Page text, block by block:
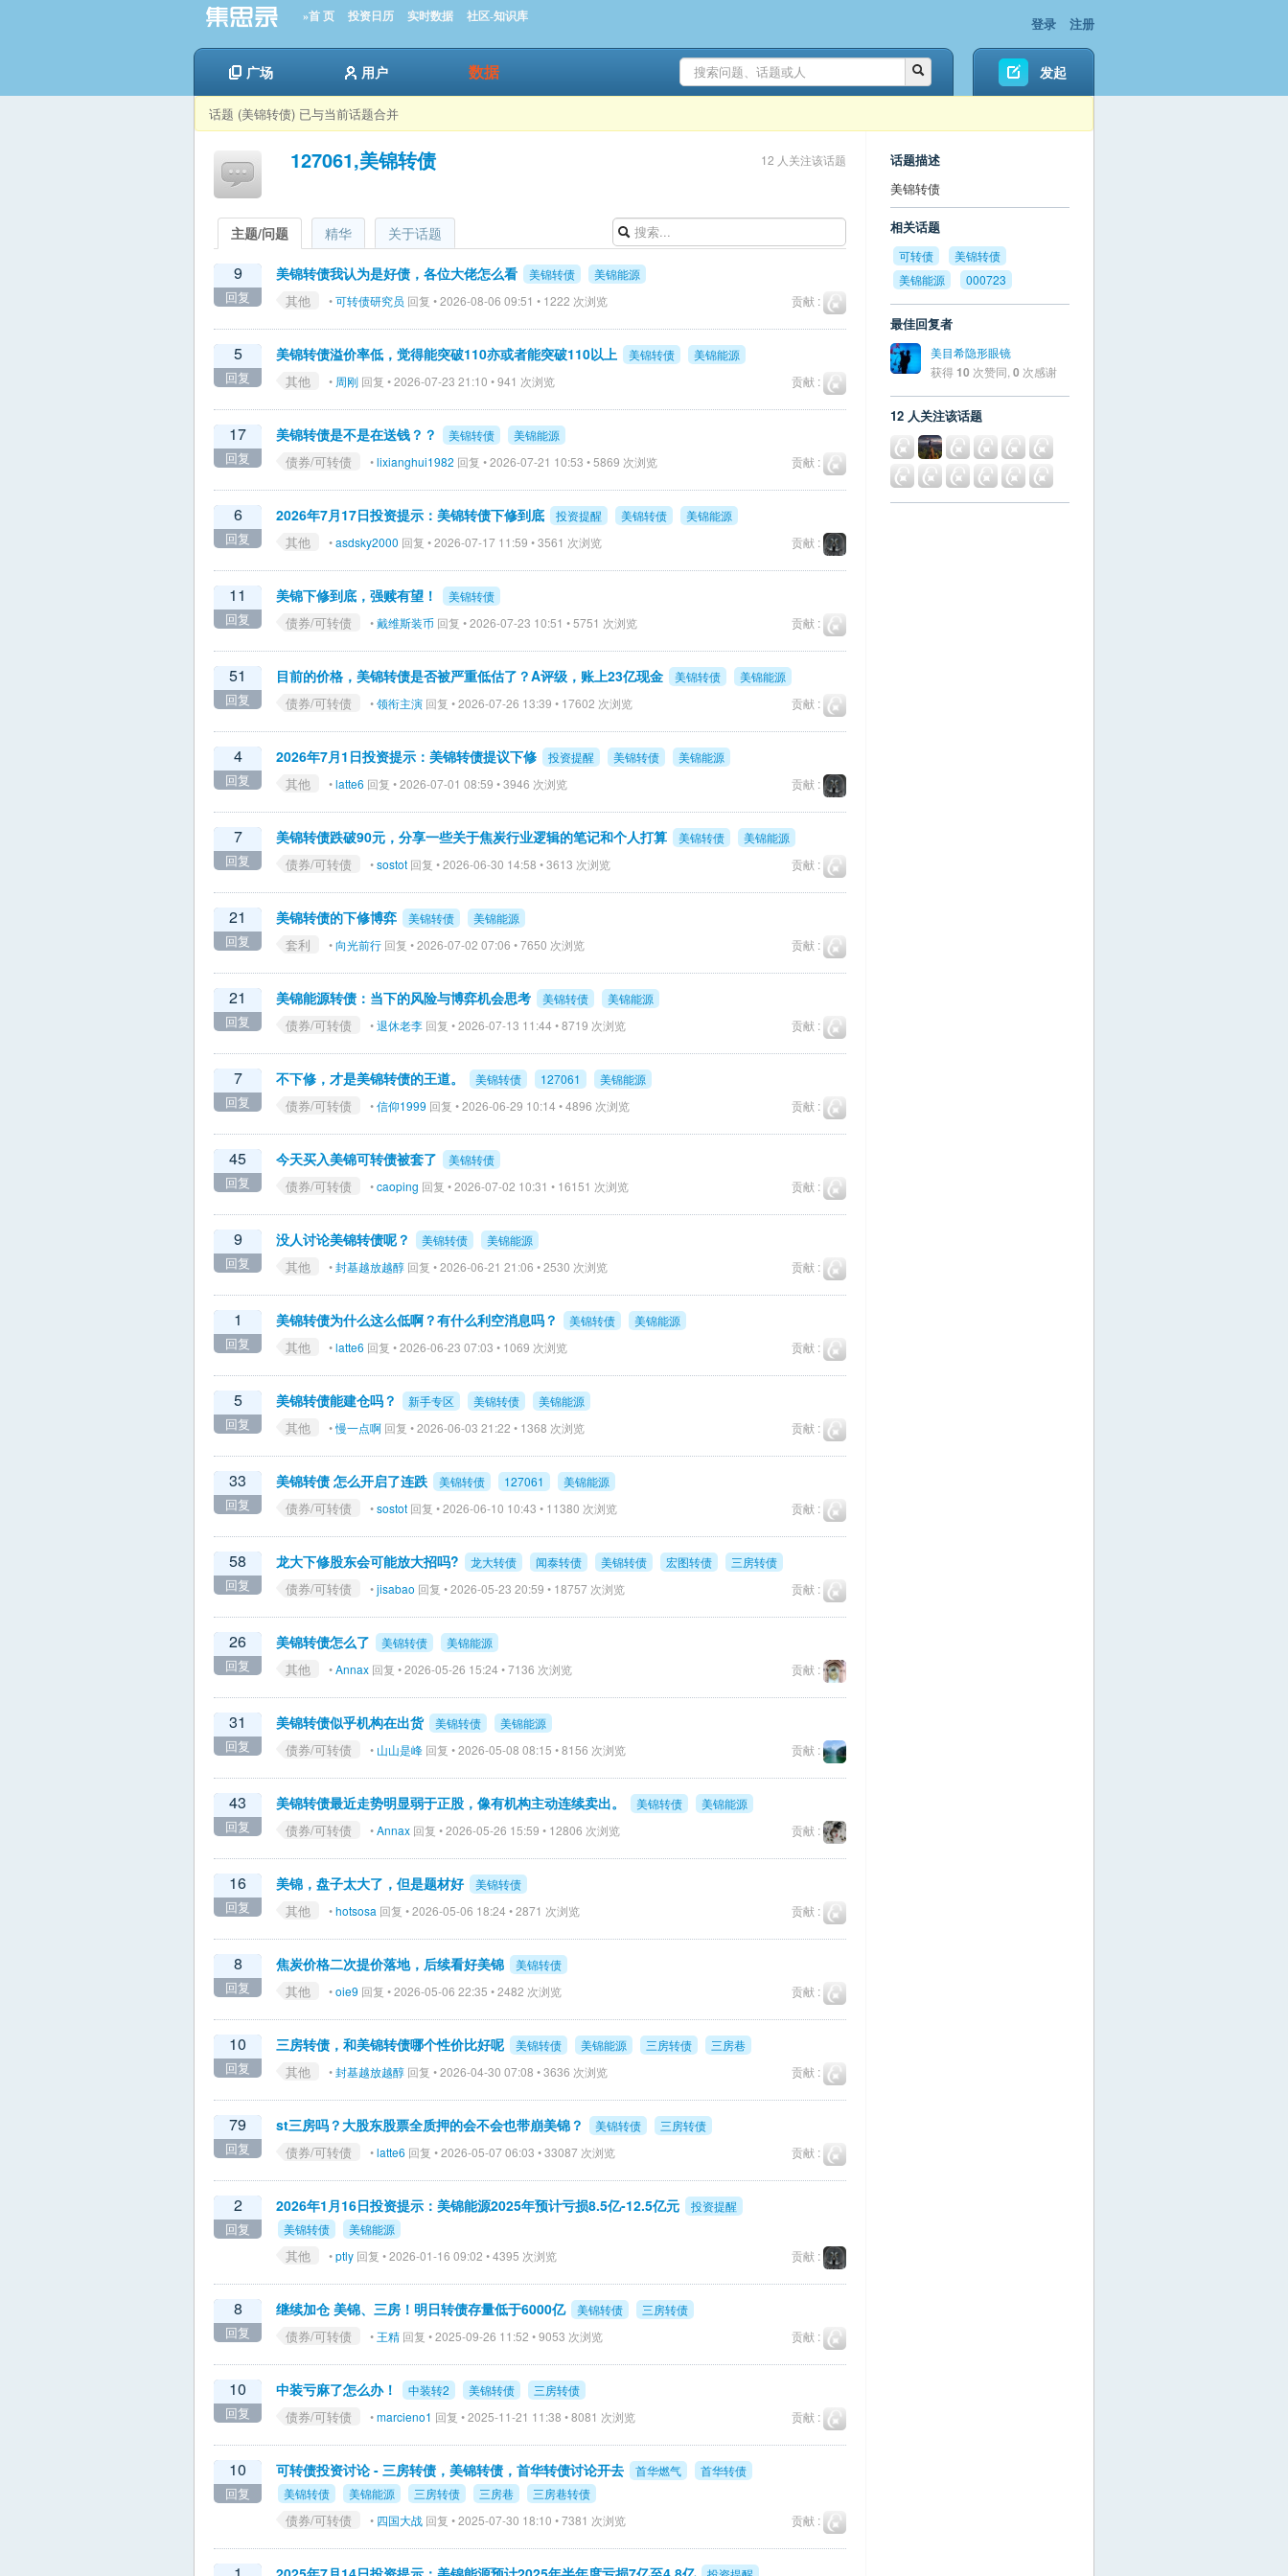
»首 页 投资日历 实时数据 社区-知识库 登录 注册
广场 用户 数据 发起
话题 (美锦转债) 已与当前话题合并
127061,美锦转债 12 人关注该话题
主题/问题 精华 关于话题
9
回复
美锦转债我认为是好债，各位大佬怎么看 美锦转债
美锦能源
贡献 :
其他 •可转债研究员 回复 • 2026-08-06 09:51 • 1222 次浏览
5
回复
美锦转债溢价率低，觉得能突破110亦或者能突破110以上 美锦转债
美锦能源
贡献 :
其他 • 周刚 回复 • 2026-07-23 21:10 • 941 次浏览
17
回复
美锦转债是不是在送钱？？ 美锦转债
美锦能源
贡献 :
债券/可转债 •lixianghui1982 回复 • 2026-07-21 10:53 • 5869 次浏览
6
回复
2026年7月17日投资提示：美锦转债下修到底 投资提醒 美锦转债
美锦能源
贡献 :
其他 •asdsky2000 回复 • 2026-07-17 11:59 • 3561 次浏览
11
回复
美锦下修到底，强赎有望！
美锦转债
贡献 :
债券/可转债 •戴维斯装币 回复 • 2026-07-23 10:51 • 5751 次浏览
51
回复
目前的价格，美锦转债是否被严重低估了？A评级，账上23亿现金 美锦转债
美锦能源
贡献 :
债券/可转债 •领衔主演 回复 • 2026-07-26 13:39 • 17602 次浏览
4
回复
2026年7月1日投资提示：美锦转债提议下修 投资提醒 美锦转债
美锦能源
贡献 :
其他 •latte6 回复 • 2026-07-01 08:59 • 3946 次浏览
7
回复
美锦转债跌破90元，分享一些关于焦炭行业逻辑的笔记和个人打算 美锦转债
美锦能源
贡献 :
债券/可转债 •sostot 回复 • 2026-06-30 14:58 • 3613 次浏览
21
回复
美锦转债的下修博弈 美锦转债
美锦能源
贡献 :
套利 •向光前行 回复 • 2026-07-02 07:06 • 7650 次浏览
21
回复
美锦能源转债：当下的风险与博弈机会思考 美锦转债
美锦能源
贡献 :
债券/可转债 •退休老李 回复 • 2026-07-13 11:44 • 8719 次浏览
7
回复
不下修，才是美锦转债的王道。 美锦转债 127061
美锦能源
贡献 :
债券/可转债 •信仰1999 回复 • 2026-06-29 10:14 • 4896 次浏览
45
回复
今天买入美锦可转债被套了
美锦转债
贡献 :
债券/可转债 •caoping 回复 • 2026-07-02 10:31 • 16151 次浏览
9
回复
没人讨论美锦转债呢？ 美锦转债
美锦能源
贡献 :
其他 •封基越放越醇 回复 • 2026-06-21 21:06 • 2530 次浏览
1
回复
美锦转债为什么这么低啊？有什么利空消息吗？ 美锦转债
美锦能源
贡献 :
其他 •latte6 回复 • 2026-06-23 07:03 • 1069 次浏览
5
回复
美锦转债能建仓吗？ 新手专区 美锦转债
美锦能源
贡献 :
其他 •慢一点啊 回复 • 2026-06-03 21:22 • 1368 次浏览
33
回复
美锦转债 怎么开启了连跌 美锦转债 127061
美锦能源
贡献 :
债券/可转债 •sostot 回复 • 2026-06-10 10:43 • 11380 次浏览
58
回复
龙大下修股东会可能放大招吗? 龙大转债 闻泰转债 美锦转债 宏图转债
三房转债
贡献 :
债券/可转债 •jisabao 回复 • 2026-05-23 20:59 • 18757 次浏览
26
回复
美锦转债怎么了 美锦转债
美锦能源
贡献 :
其他 •Annax 回复 • 2026-05-26 15:24 • 7136 次浏览
31
回复
美锦转债似乎机构在出货 美锦转债
美锦能源
贡献 :
债券/可转债 • 山山是峰 回复 • 2026-05-08 08:15 • 8156 次浏览
43
回复
美锦转债最近走势明显弱于正股，像有机构主动连续卖出。 美锦转债
美锦能源
贡献 :
债券/可转债 •Annax 回复 • 2026-05-26 15:59 • 12806 次浏览
16
回复
美锦，盘子太大了，但是题材好
美锦转债
贡献 :
其他 •hotsosa 回复 • 2026-05-06 18:24 • 2871 次浏览
8
回复
焦炭价格二次提价落地，后续看好美锦
美锦转债
贡献 :
其他 •oie9 回复 • 2026-05-06 22:35 • 2482 次浏览
10
回复
三房转债，和美锦转债哪个性价比好呢 美锦转债 美锦能源 三房转债
三房巷
贡献 :
其他 •封基越放越醇 回复 • 2026-04-30 07:08 • 3636 次浏览
79
回复
st三房吗？大股东股票全质押的会不会也带崩美锦？ 美锦转债
三房转债
贡献 :
债券/可转债 •latte6 回复 • 2026-05-07 06:03 • 33087 次浏览
2
回复
2026年1月16日投资提示：美锦能源2025年预计亏损8.5亿-12.5亿元
投资提醒
美锦转债
美锦能源
贡献 :
其他 •ptly 回复 • 2026-01-16 09:02 • 4395 次浏览
8
回复
继续加仓 美锦、三房！明日转债存量低于6000亿 美锦转债
三房转债
贡献 :
债券/可转债 • 王精 回复 • 2025-09-26 11:52 • 9053 次浏览
10
回复
中装亏麻了怎么办！ 中装转2 美锦转债
三房转债
贡献 :
债券/可转债 •marcieno1 回复 • 2025-11-21 11:38 • 8081 次浏览
10
回复
可转债投资讨论 - 三房转债，美锦转债，首华转债讨论开去 首华燃气
首华转债
美锦转债
美锦能源 三房转债 三房巷
三房巷转债
贡献 :
债券/可转债 • 四国大战 回复 • 2025-07-30 18:10 • 7381 次浏览
话题描述
美锦转债
相关话题
可转债
美锦转债
美锦能源
000723
最佳回复者
美目希隐形眼镜
获得 10 次赞同, 0 次感谢
12 人关注该话题